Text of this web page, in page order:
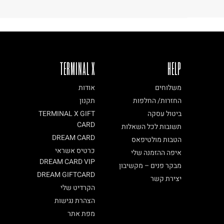
TERMINAL X
אודות
תקנון
TERMINAL X GIFT
CARD
DREAM CARD
כרטיס אשראי
DREAM CARD VIP
DREAM GIFTCARD
הקרדיט שלי
הצהרת נגישות
מפת אתר
HELP
משלוחים
החזרות/ החלפות
ביטול עסקה
תשובות לכל השאלות
הטבות מולטיפאס
איפה ההזמנה שלי
מבקר פנים – מקשיבון
יצירת קשר